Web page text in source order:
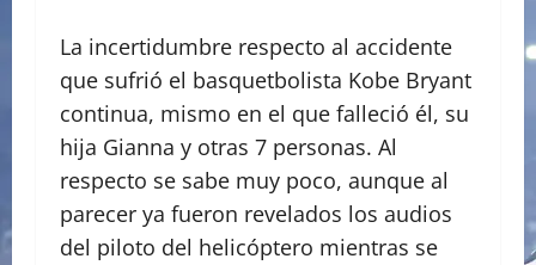
La incertidumbre respecto al accidente
que sufrió el basquetbolista Kobe Bryant
continua, mismo en el que falleció él, su
hija Gianna y otras 7 personas. Al
respecto se sabe muy poco, aunque al
parecer ya fueron revelados los audios
del piloto del helicóptero mientras se